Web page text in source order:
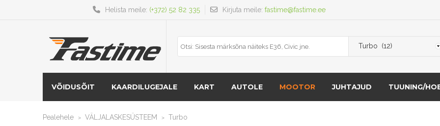
Kirjuta meile: fastime@fastime.ee
Helista meile: (+372) 52 82 335
VÕIDUSÕIT KAARDILUGEJALE KART AUTOLE MOOTOR JUHTAJUD TUUNING/
Pealehele > VÄLJALASKESÜSTEEM > Turbo